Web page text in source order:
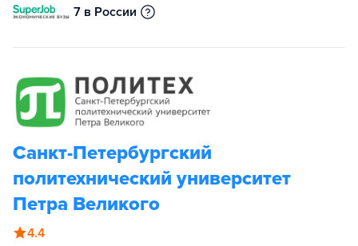
7 в России
Санкт-Петербургский
политехнический университет
Петра Великого
4.4